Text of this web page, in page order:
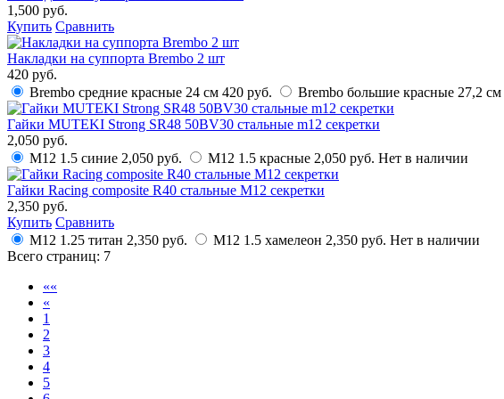
1,500 руб.
Купить Сравнить
Накладки на суппорта Brembo 2 шт
420 руб.
Brembo средние красные 24 см 420 руб. Brembo большие красные 27,2 см
Гайки MUTEKI Strong SR48 50BV30 стальные m12 секретки
2,050 руб.
M12 1.5 синие 2,050 руб. M12 1.5 красные 2,050 руб. Нет в наличии
Гайки Racing composite R40 стальные M12 секретки
2,350 руб.
Купить Сравнить
M12 1.25 титан 2,350 руб. M12 1.5 хамелеон 2,350 руб. Нет в наличии
Всего страниц: 7
««
«
1
2
3
4
5